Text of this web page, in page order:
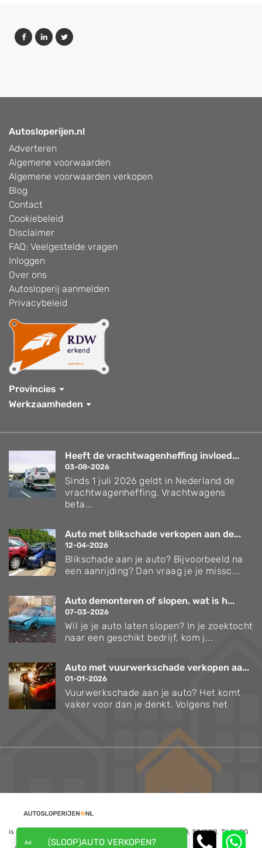
Autosloperijen.nl
Adverteren
Algemene voorwaarden
Algemene voorwaarden verkopen
Blog
Contact
Cookiebeleid
Disclaimer
FAQ: Veelgestelde vragen
Inloggen
Over ons
Autosloperij aanmelden
Privacybeleid
Provincies
Werkzaamheden
Heeft de vrachtwagenheffing invloed...
03-08-2026
Sinds 1 juli 2026 geldt in Nederland de
vrachtwagenheffing. Vrachtwagens
beta...
Auto met blikschade verkopen aan de...
12-04-2026
Blikschade aan je auto? Bijvoorbeeld na
een aanrijding? Dan vraag je je missc...
Auto demonteren of slopen, wat is h...
07-03-2026
Wil je je auto laten slopen? In je zoektocht
naar een geschikt bedrijf, kom j...
Auto met vuurwerkschade verkopen aa...
01-01-2026
Vuurwerkschade aan je auto? Het komt
vaker voor dan je denkt. Volgens het
is een website van NoQ B.V., Kapitein Hatterasstraat 30, 5015BB, TILBURG
(SLOOP)AUTO VERKOPEN?